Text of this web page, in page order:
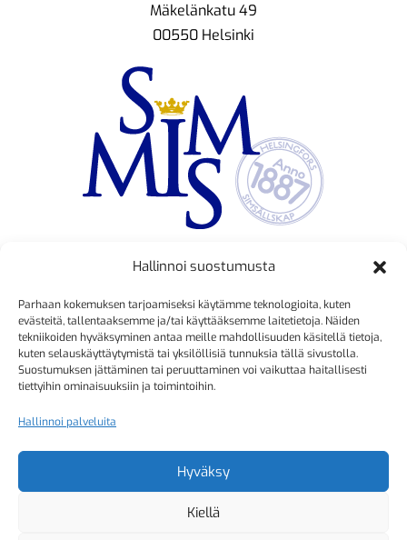
Hallinnoi suostumusta
Parhaan kokemuksen tarjoamiseksi käytämme teknologioita, kuten
evästeitä, tallentaaksemme ja/tai käyttääksemme laitetietoja. Näiden
tekniikoiden hyväksyminen antaa meille mahdollisuuden käsitellä tietoja,
kuten selauskäyttäytymistä tai yksilöllisiä tunnuksia tällä sivustolla.
Suostumuksen jättäminen tai peruuttaminen voi vaikuttaa haitallisesti
tiettyihin ominaisuuksiin ja toimintoihin.
Hallinnoi palveluita
Hyväksy
Kiellä
Mäkelänkatu 49
00550 Helsinki
Kristiina Mäkinen
040 725 3186
kristiina.makinen@simmis.fi
Kyselyt ja muut yhteydenotot
sähköpostitse:
kurssitoiminta@simmis.fi